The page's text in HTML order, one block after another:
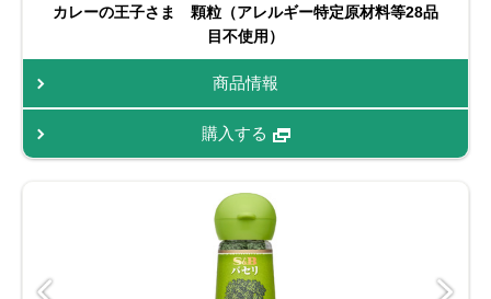
カレーの王子さま 顆粒（アレルギー特定原材料等28品
目不使用）
商品情報
購入する